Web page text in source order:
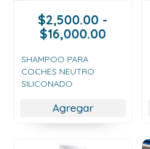
$2,500.00 -
$16,000.00Rango
SHAMPOO PARA
COCHES NEUTRO
SILICONADO
Agregar